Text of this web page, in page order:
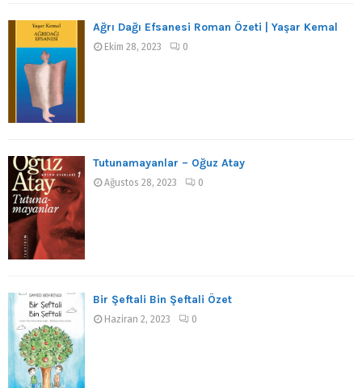
Ağrı Dağı Efsanesi Roman Özeti | Yaşar Kemal
Ekim 28, 2023 0
Tutunamayanlar – Oğuz Atay
Ağustos 28, 2023 0
Bir Şeftali Bin Şeftali Özet
Haziran 2, 2023 0